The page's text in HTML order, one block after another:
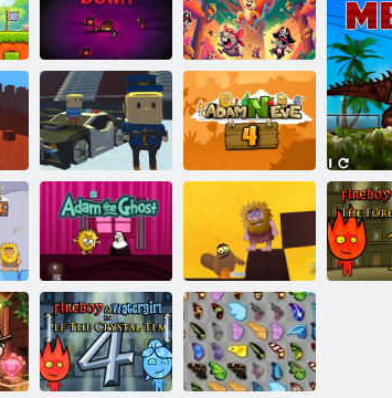
Nesprávna
strana
Veľký dubový
les
Kogama:
Lyžiarske
skoky!
Adam a Eva 4
Adam a Eva:
Adam, duch
Adam a Eva 8:
Love Quest